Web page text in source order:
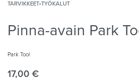
TARVIKKEET›TYÖKALUT
Pinna-avain Park
Park Tool
17,00 €